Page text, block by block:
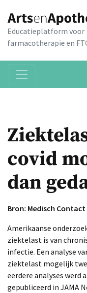
Educatieplatform voor
farmacotherapie en
covid
dan
Bron: Medisch Contact
Amerikaanse
ziektelast is van
infectie. Een analyse
ziektelast mogelijk
eerdere analyses werd
gepubliceerd in JAMA